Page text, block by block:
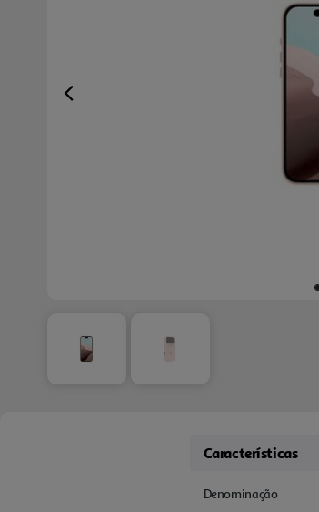
Previous
Características
Denominação